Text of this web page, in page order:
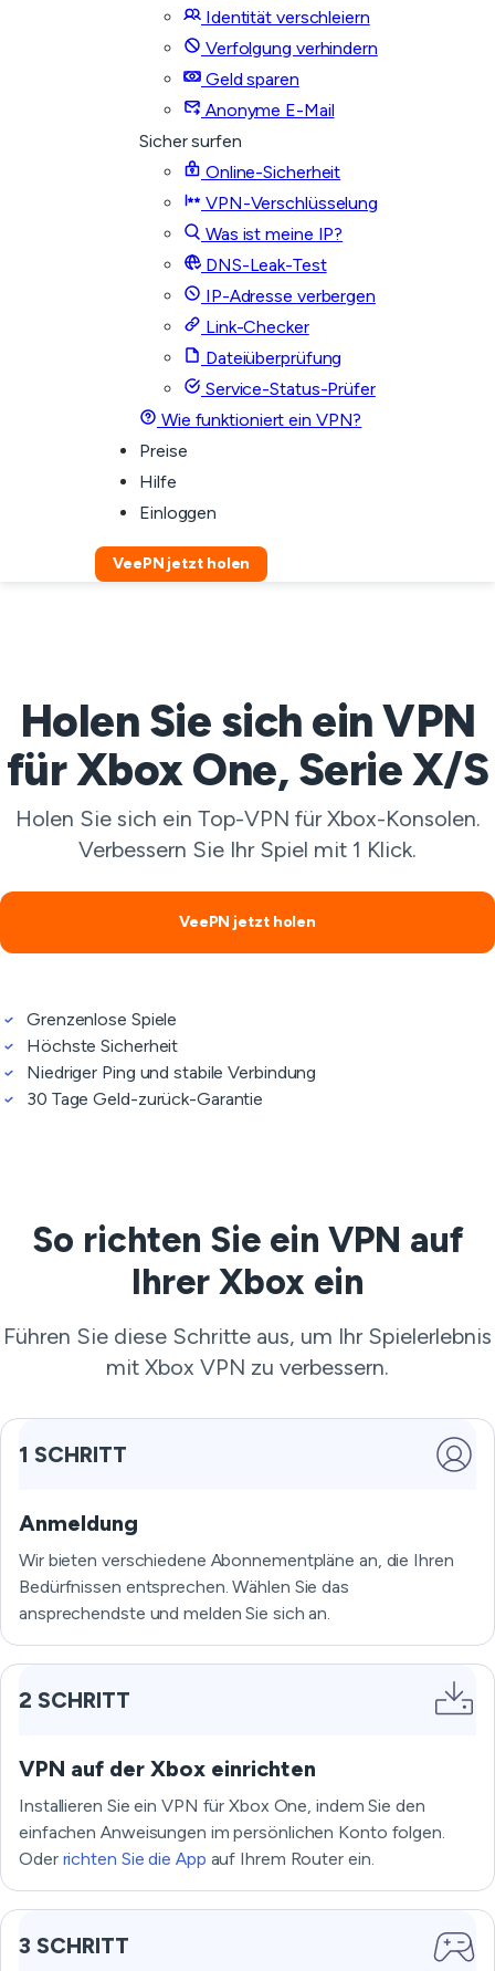
Identität verschleiern
Verfolgung verhindern
Geld sparen
Anonyme E-Mail
Sicher surfen
Online-Sicherheit
VPN-Verschlüsselung
Was ist meine IP?
DNS-Leak-Test
IP-Adresse verbergen
Link-Checker
Dateiüberprüfung
Service-Status-Prüfer
Wie funktioniert ein VPN?
Preise
Hilfe
Einloggen
VeePN jetzt holen
Holen Sie sich ein VPN
für Xbox One, Serie X/S
Holen Sie sich ein Top-VPN für Xbox-Konsolen.
Verbessern Sie Ihr Spiel mit 1 Klick.
VeePN jetzt holen
Grenzenlose Spiele
Höchste Sicherheit
Niedriger Ping und stabile Verbindung
30 Tage Geld-zurück-Garantie
So richten Sie ein VPN auf
Ihrer Xbox ein
Führen Sie diese Schritte aus, um Ihr Spielerlebnis
mit Xbox VPN zu verbessern.
1 SCHRITT
Anmeldung
Wir bieten verschiedene Abonnementpläne an, die Ihren
Bedürfnissen entsprechen. Wählen Sie das
ansprechendste und melden Sie sich an.
2 SCHRITT
VPN auf der Xbox einrichten
Installieren Sie ein VPN für Xbox One, indem Sie den
einfachen Anweisungen im persönlichen Konto folgen.
Oder richten Sie die App auf Ihrem Router ein.
3 SCHRITT